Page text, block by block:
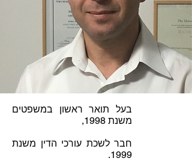
בעל תואר ראשון במשפטים
משנת 1998,
חבר לשכת עורכי הדין משנת
1999.